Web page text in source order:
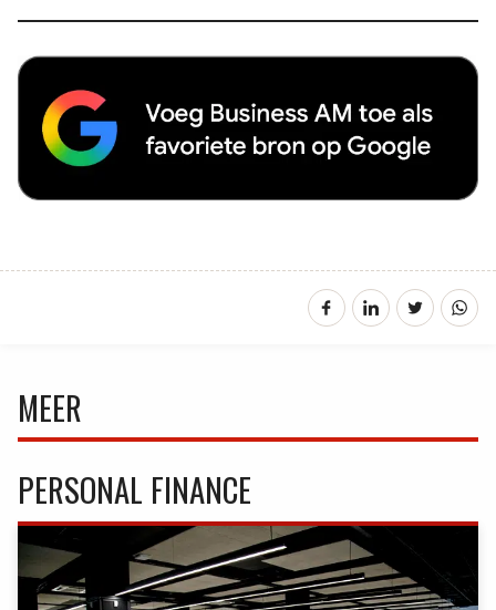
MEER
PERSONAL FINANCE